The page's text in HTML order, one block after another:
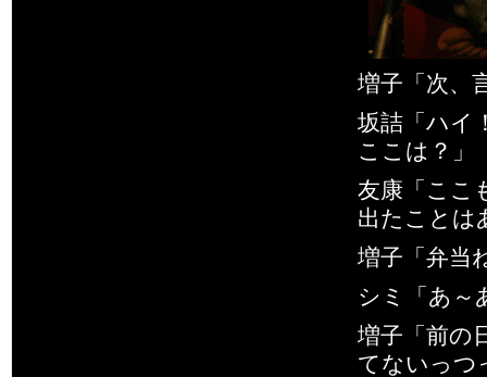
増子「次、
坂詰「ハイ
ここは？」
友康「ここ
出たことは
増子「弁当
シミ「あ～
増子「前の
てないっつ